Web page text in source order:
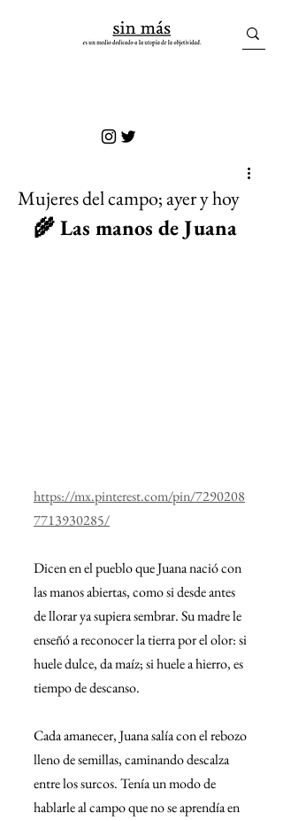
Mujeres del campo; ayer y hoy
🌾 Las manos de Juana
https://mx.pinterest.com/pin/7290208
7713930285/
Dicen en el pueblo que Juana nació con
las manos abiertas, como si desde antes
de llorar ya supiera sembrar. Su madre le
enseñó a reconocer la tierra por el olor: si
huele dulce, da maíz; si huele a hierro, es
tiempo de descanso.
Cada amanecer, Juana salía con el rebozo
lleno de semillas, caminando descalza
entre los surcos. Tenía un modo de
hablarle al campo que no se aprendía en